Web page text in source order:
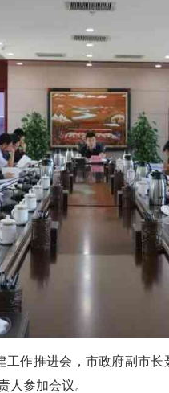
工作推进会，市政府副市
人参加会议。